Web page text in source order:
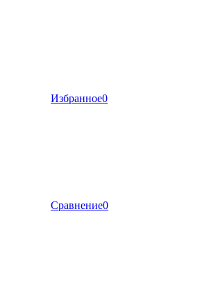
Избранное0
Сравнение0